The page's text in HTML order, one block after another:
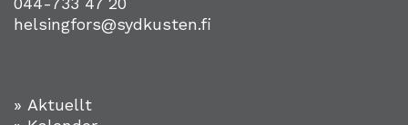
helsingfors@sydkusten.fi
» Aktuellt